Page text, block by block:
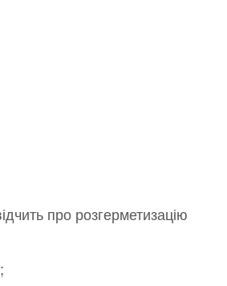
про розгерметизацію